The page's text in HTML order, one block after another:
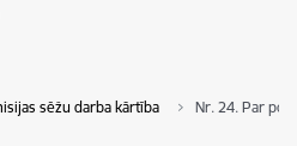
sēžu darba kārtība Nr. 24. Par